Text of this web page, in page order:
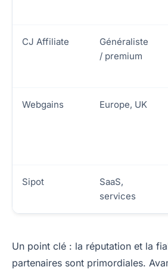
CJ Affiliate
Généraliste
/ premium
Webgains Europe, UK
Sipot
SaaS,
services
Un point clé : la réputation et la
partenaires sont primordiales.